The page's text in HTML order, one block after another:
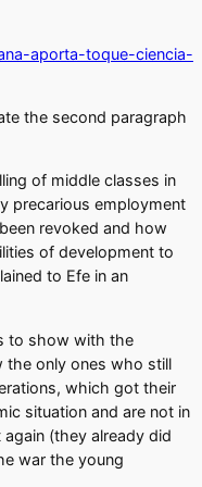
aporta-toque-ciencia-
the second paragraph
of middle classes in
precarious employment
revoked and how
of development to
to Efe in an
to show with the
the only ones who still
which got their
situation and are not in
(they already did
war the young